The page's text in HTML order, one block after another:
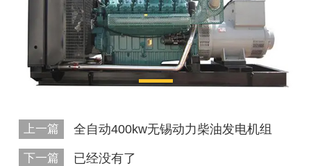
上一篇 全自动400kw无锡动力柴油发电机组
下一篇 已经没有了